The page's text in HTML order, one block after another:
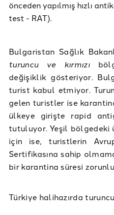
önceden yapılmış hızlı
test - RAT).
Bulgaristan Sağlık
turuncu ve kırmızı
değişiklik gösteriyor.
turist kabul etmiyor.
gelen turistler ise
ülkeye girişte rapid
tutuluyor. Yeşil
için ise, turistlerin
Sertifikasına sahip
bir karantina süresi zorunlu
Türkiye halihazırda